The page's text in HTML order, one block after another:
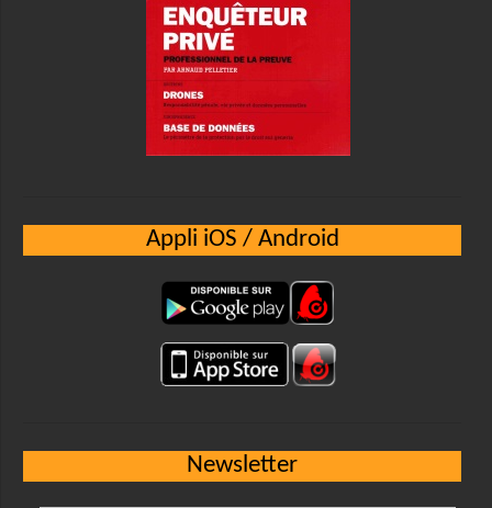
Appli iOS / Android
Newsletter